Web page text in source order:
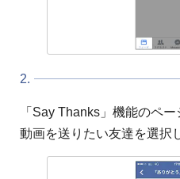
2.
「Say Thanks」機能のペ
動画を送りたい友達を選択